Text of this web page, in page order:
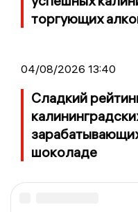
торгующих
04/08/2026 13:40
Сладкий
шоколаде